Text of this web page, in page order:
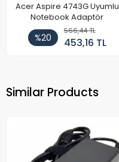
Acer Aspire 4743G Uyumlu
Notebook Adaptör
%20
566,44 TL
453,16 TL
Similar Products